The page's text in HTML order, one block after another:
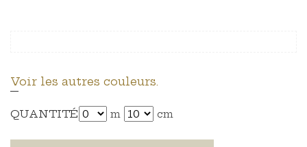
Voir les autres couleurs.
QUANTITÉ m cm